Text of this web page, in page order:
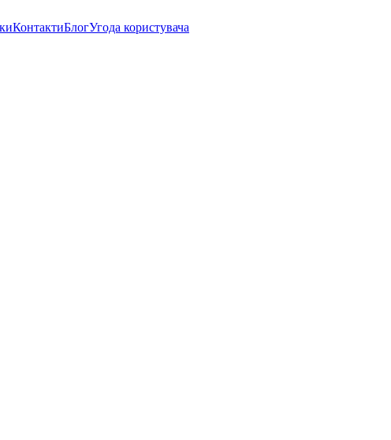
КонтактиБлогУгода користувача